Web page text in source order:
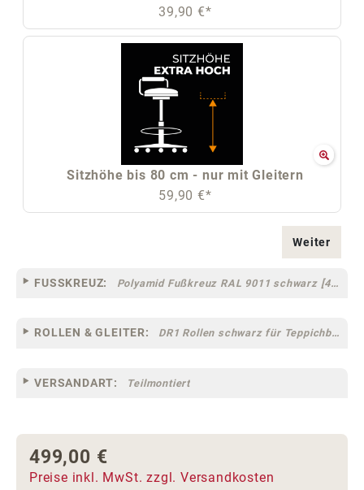
39,90 €*
Sitzhöhe bis 80 cm - nur mit Gleitern
59,90 €*
Weiter
FUSSKREUZ: Polyamid Fußkreuz RAL 9011 schwarz [44]
ROLLEN & GLEITER: DR1 Rollen schwarz für Teppichböden [10]
VERSANDART: Teilmontiert
Regulärer Preis:
499,00 €
Preise inkl. MwSt. zzgl. Versandkosten